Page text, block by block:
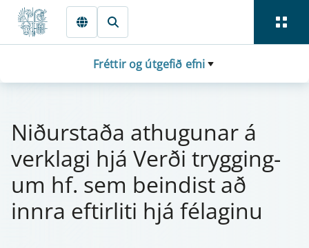
Fara beint í Meginmál
Fréttir og útgefið efni
Niðurstaða at­hug­u­n­ar á
verklagi hjá Verði trygg­ing­
um hf. sem beind­ist að
innra eft­i­r­liti hjá félag­inu